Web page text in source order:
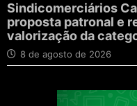
Sindicomerciários
proposta patronal e
valorização da
8 de agosto de 2026